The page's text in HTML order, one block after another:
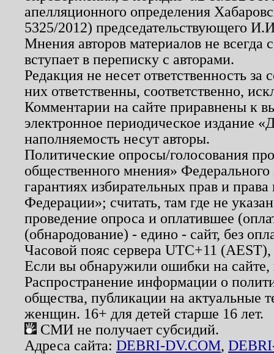
апелляционного определения
5325/2012) председательствующего
Мнения авторов материалов не
вступает в переписку с авторами.
Редакция не несет ответственность
них ответственны, соответственно,
Комментарии на сайте приравнены к
электронное периодическое издание
наполняемость несут авторы.
Политические опросы/голосования
общественного мнения»
гарантиях избирательных прав и
Федерации»; считать, там где не
проведение опроса и оплатившее
(обнародование) - едино - сайт, без
Часовой пояс сервера UTC+11
Если вы обнаружили ошибки на
Распространение информации о
общества, публикации на актуальные
женщин. 16+ для детей старше 16 лет.
СМИ не получает субсидий.
Адреса сайта: DEBRI-DV.COM,